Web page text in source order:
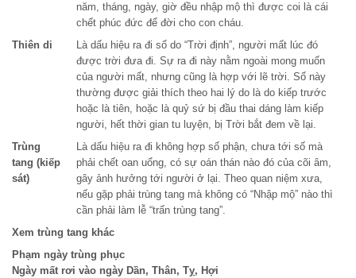
năm, tháng, ngày, giờ đều nhập mộ thì được coi là cái
chết phúc đức để đời cho con cháu.
Thiên di
Là dấu hiệu ra đi số do “Trời định”, người mất lúc đó
được trời đưa đi. Sự ra đi này nằm ngoài mong muốn
của người mất, nhưng cũng là hợp với lẽ trời. Số này
thường được giải thích theo hai lý do là do kiếp trước
hoặc là tiên, hoặc là quỷ sứ bị đầu thai dáng làm kiếp
người, hết thời gian tu luyện, bị Trời bắt đem về lại.
Trùng
tang (kiếp
sát)
Là dấu hiệu ra đi không hợp số phận, chưa tới số mà
phải chết oan uổng, có sự oán thán nào đó của cõi âm,
gây ảnh hưởng tới người ở lại. Theo quan niệm xưa,
nếu gặp phải trùng tang mà không có “Nhập mộ” nào thì
cần phải làm lễ “trấn trùng tang”.
Xem trùng tang khác
Phạm ngày trùng phục
Ngày mất rơi vào ngày Dần, Thân, Tỵ, Hợi